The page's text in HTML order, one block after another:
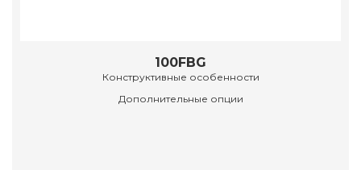
100FBG
Конструктивные особенности
Дополнительные опции